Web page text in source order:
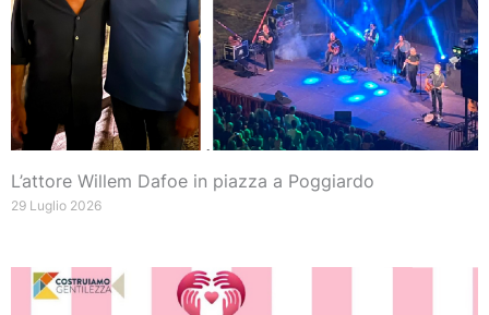
L’attore Willem Dafoe in piazza a Poggiardo
29 Luglio 2026